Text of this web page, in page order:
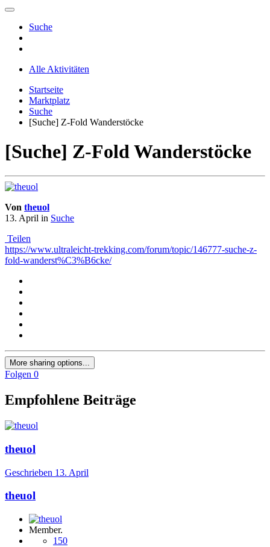
Suche
Alle Aktivitäten
Startseite
Marktplatz
Suche
[Suche] Z-Fold Wanderstöcke
[Suche] Z-Fold Wanderstöcke
Von theuol
13. April in Suche
Teilen
https://www.ultraleicht-trekking.com/forum/topic/146777-suche-z-
fold-wanderst%C3%B6cke/
More sharing options...
Folgen 0
Empfohlene Beiträge
theuol
Geschrieben 13. April
theuol
Member.
150